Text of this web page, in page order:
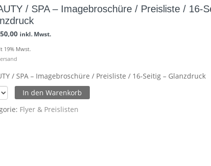
/ SPA – Imagebroschüre / Preisliste / 16-
inkl. Mwst.
19% Mwst.
/ SPA – Imagebroschüre / Preisliste / 16-Seitig – Glanzdruck
In den Warenkorb
Flyer & Preislisten